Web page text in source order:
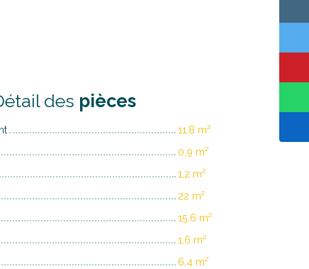
des pièces
11,8 m²
0,9 m²
1,2 m²
22 m²
15,6 m²
1,6 m²
6,4 m²